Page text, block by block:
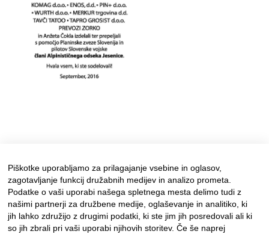
Piškotke uporabljamo za prilagajanje vsebine in oglasov,
zagotavljanje funkcij družabnih medijev in analizo prometa.
Podatke o vaši uporabi našega spletnega mesta delimo tudi z
našimi partnerji za družbene medije, oglaševanje in analitiko, ki
jih lahko združijo z drugimi podatki, ki ste jim jih posredovali ali ki
so jih zbrali pri vaši uporabi njihovih storitev. Če še naprej